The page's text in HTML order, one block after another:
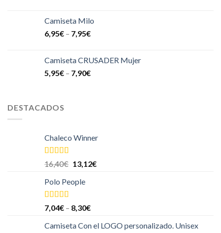
Camiseta Milo
6,95€ – 7,95€
Camiseta CRUSADER Mujer
5,95€ – 7,90€
DESTACADOS
Chaleco Winner
Valorado
4.00
5
16,40€ 13,12€
Polo People
Valorado en
5.00
7,04€ – 8,30€
Camiseta Con el LOGO personalizado. Unisex